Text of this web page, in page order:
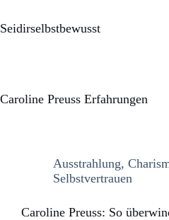
Seidirselbstbewusst
Caroline Preuss Erfahrungen
Ausstrahlung,
Selbstvertrauen
Caroline Preuss: So